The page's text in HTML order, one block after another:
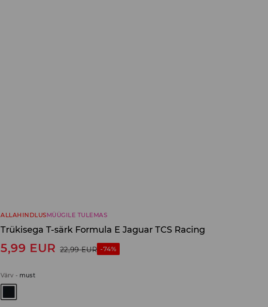
ALLAHINDLUSMÜÜGILE TULEMAS
Trükisega T-särk Formula E Jaguar TCS Racing
5,99 EUR 22,99 EUR -74%
Värv - must